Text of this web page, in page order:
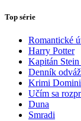
Top série
Romantické
Harry Potter
Kapitán
Denník
Krimi
Učím sa
Duna
Smradi